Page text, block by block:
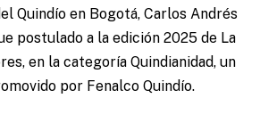
Quindío en Bogotá, Carlos Andrés
postulado a la edición 2025 de La
en la categoría Quindianidad, un
por Fenalco Quindío.